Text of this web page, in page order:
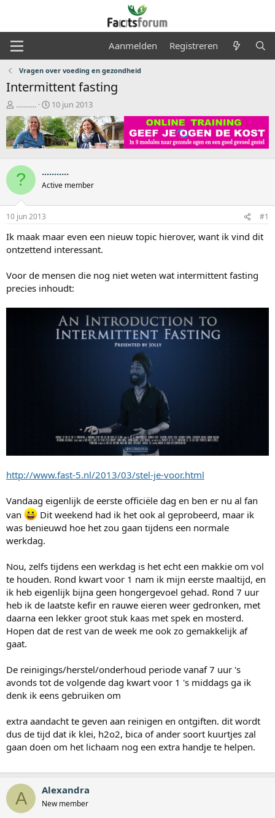
Aanmelden Registreren
Vragen over voeding en gezondheid
Intermittent fasting
O
n
d
e
r
e
p
s
t
a
r
t
...........
S
t
a
r
t
t
m
10 jun 2013
? ...........
Active member
10 jun 2013 #1
Ik maak maar even een nieuw topic hierover, want ik vind dit
ontzettend interessant.
Voor de mensen die nog niet weten wat intermittent fasting
precies inhoudt:
http://www.fast-5.nl/2013/03/stel-je-voor.html
Vandaag eigenlijk de eerste officiële dag en ben er nu al fan
van
Dit weekend had ik het ook al geprobeerd, maar ik
was benieuwd hoe het zou gaan tijdens een normale
werkdag.
Nou, zelfs tijdens een werkdag is het echt een makkie om vol
te houden. Rond kwart voor 1 nam ik mijn eerste maaltijd, en
ik heb eigenlijk bijna geen hongergevoel gehad. Rond 7 uur
heb ik de laatste kefir en rauwe eieren weer gedronken, met
daarna een lekker groot stuk kaas met spek en mosterd.
Hopen dat de rest van de week me ook zo gemakkelijk af
gaat.
De reinigings/herstel/onderhoud periode vanaf 7 uur 's
avonds tot de volgende dag kwart voor 1 's middags ga ik
denk ik eens gebruiken om
extra aandacht te geven aan reinigen en ontgiften. dit wordt
dus de tijd dat ik klei, h2o2, bica of ander soort kuurtjes zal
gaan doen om het lichaam nog een extra handje te helpen.
A Alexandra
New member